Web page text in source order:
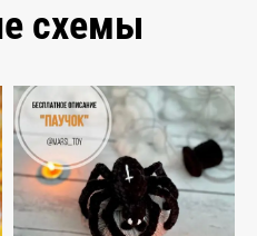
схемы